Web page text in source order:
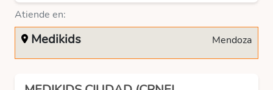
Atiende en:
Medikids Mendoza